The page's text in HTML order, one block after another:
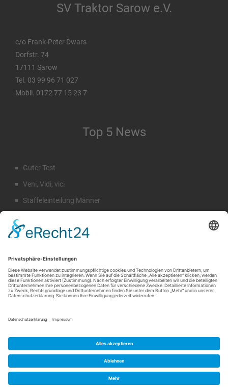
SV Traktor Sarow e.V.
c/o Frank-Peter Dwars
Dorfstr. 74
17111 Sarow
Tel. 03 99 96 71 027
Mobil. 0172 77 15 23 7
Top 5 News
Guter Test
Veni, Vidi, vici
Staffeleinteilung Männer
Emil Hahn
Suche
NICKIFABRIK®DE Werbeagentur und